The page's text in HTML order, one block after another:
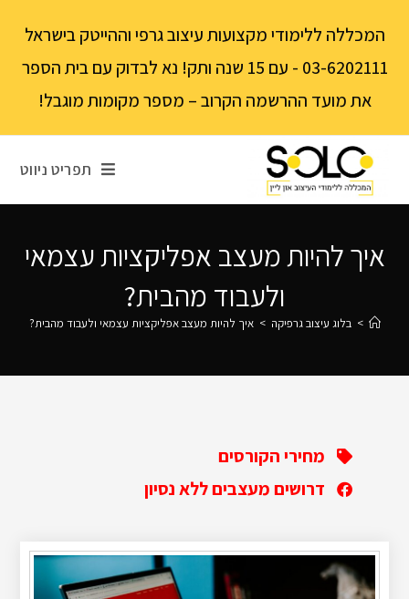
המכללה ללימודי מקצועות עיצוב גרפי וההייטק בישראל
03-6202111 - עם 15 שנה ותק! נא לבדוק עם בית הספר
את מועד ההרשמה הקרוב – מספר מקומות מוגבל!
תפריט ניווט
איך להיות מעצב אפליקציות עצמאי
ולעבוד מהבית?
> בלוג עיצוב גרפיקה > איך להיות מעצב אפליקציות עצמאי ולעבוד מהבית?
מחירי הקורסים
דרושים מעצבים ללא נסיון